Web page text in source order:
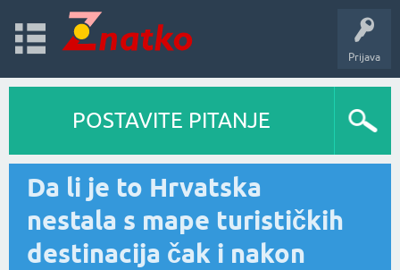
Prijava
POSTAVITE PITANJE
Da li je to Hrvatska
nestala s mape turističkih
destinacija čak i nakon